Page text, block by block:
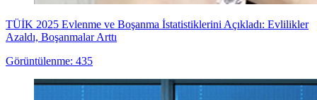
TÜİK 2025 Evlenme ve Boşanma İstatistiklerini Açıkladı: Evlilikler
Azaldı, Boşanmalar Arttı
Görüntülenme: 435